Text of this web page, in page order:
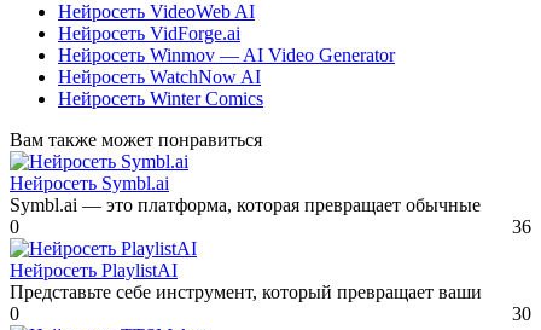
Нейросеть VideoWeb AI
Нейросеть VidForge.ai
Нейросеть Winmov — AI Video Generator
Нейросеть WatchNow AI
Нейросеть Winter Comics
Вам также может понравиться
Нейросеть Symbl.ai
Symbl.ai — это платформа, которая превращает обычные
0
36
Нейросеть PlaylistAI
Представьте себе инструмент, который превращает ваши
0
30